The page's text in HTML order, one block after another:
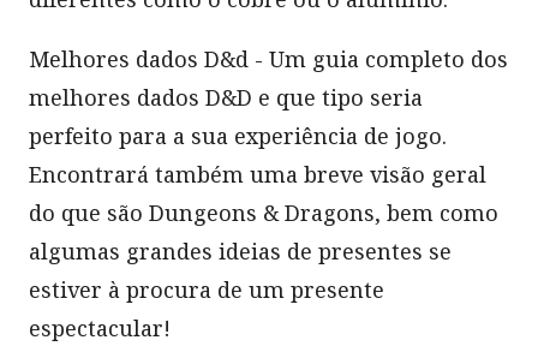
Melhores dados D&d - Um guia completo dos
melhores dados D&D e que tipo seria
perfeito para a sua experiência de jogo.
Encontrará também uma breve visão geral
do que são Dungeons & Dragons, bem como
algumas grandes ideias de presentes se
estiver à procura de um presente
espectacular!